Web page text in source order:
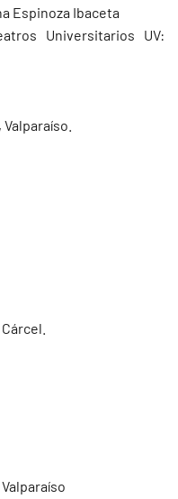
Espinoza Ibaceta
Universitarios UV: